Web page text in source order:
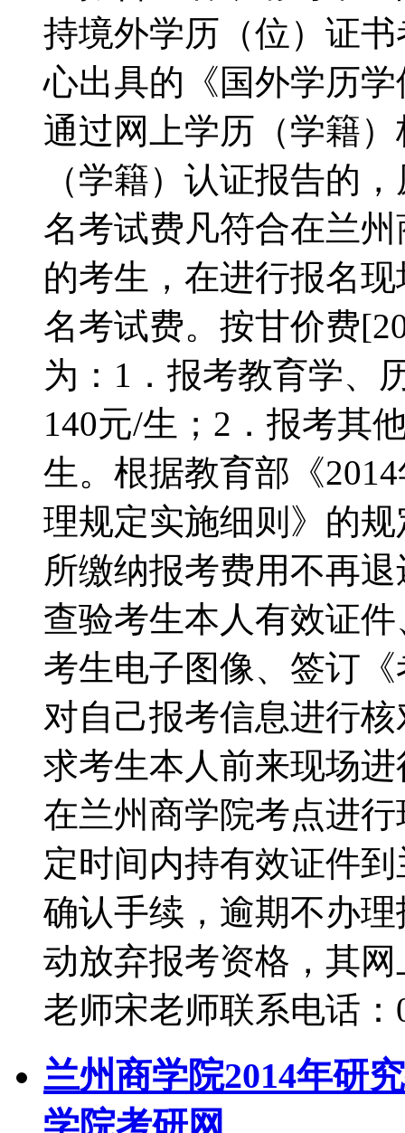
持境外学历（位）证
心出具的《国外学历
通过网上学历（学籍
（学籍）认证报告的
名考试费凡符合在兰
的考生，在进行报名
名考试费。按甘价费
为：1．报考教育学、
140元/生；2．报考其
生。根据教育部《
理规定实施细则》的
所缴纳报考费用不再
查验考生本人有效证
考生电子图像、签订
对自己报考信息进行
求考生本人前来现场
在兰州商学院考点进
定时间内持有效证件
确认手续，逾期不办
动放弃报考资格，其
老师宋老师联系电话：
兰州商学院2014年研